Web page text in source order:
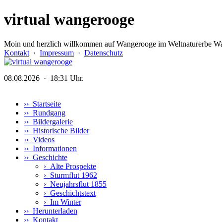
virtual wangerooge
Moin und herzlich willkommen auf Wangerooge im Weltnaturerbe
Kontakt · Impressum · Datenschutz
08.08.2026 · 18:31 Uhr.
›› Startseite
›› Rundgang
›› Bildergalerie
›› Historische Bilder
›› Videos
›› Informationen
›› Geschichte
› Alte Prospekte
› Sturmflut 1962
› Neujahrsflut 1855
› Geschichtstext
› Im Winter
›› Herunterladen
›› Kontakt